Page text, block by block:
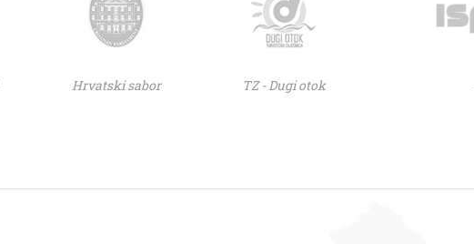
Hrvatski sabor TZ - Dugi otok